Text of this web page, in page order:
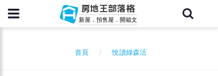
房地王部落格
新屋．預售屋．開箱文
首頁 悅讀綠森活